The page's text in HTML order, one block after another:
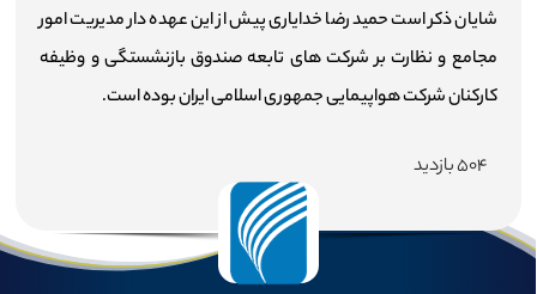
شایان ذکر است حمید رضا خدایاری پیش از این عهده دار مدیریت امور
مجامع و نظارت بر شرکت های تابعه صندوق بازنشستگی و وظیفه
کارکنان شرکت هواپیمایی جمهوری اسلامی ایران بوده است.
۵۰۴ بازدید